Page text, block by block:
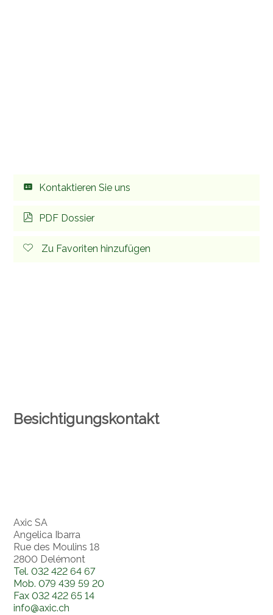
Kontaktieren Sie uns
PDF Dossier
Zu Favoriten hinzufügen
Besichtigungskontakt
Axic SA
Angelica Ibarra
Rue des Moulins 18
2800 Delémont
Tel.032 422 64 67
Mob.079 439 59 20
Fax032 422 65 14
info@axic.ch